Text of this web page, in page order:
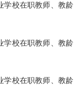
校在职教师、教龄
校在职教师、教龄
校在职教师、教龄